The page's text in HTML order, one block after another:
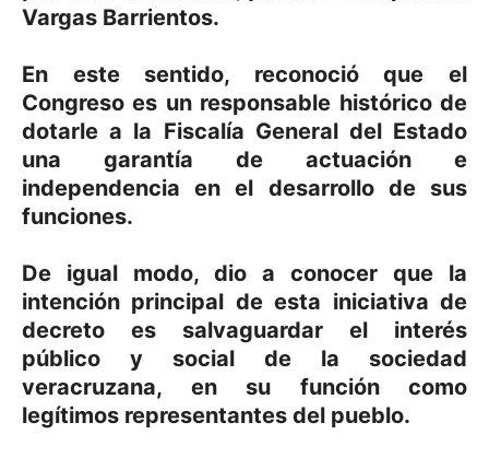
Vargas Barrientos.
En este sentido, reconoció que el
Congreso es un responsable histórico de
dotarle a la Fiscalía General del Estado
una garantía de actuación e
independencia en el desarrollo de sus
funciones.
De igual modo, dio a conocer que la
intención principal de esta iniciativa de
decreto es salvaguardar el interés
público y social de la sociedad
veracruzana, en su función como
legítimos representantes del pueblo.